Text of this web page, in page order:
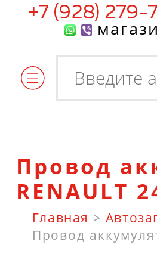
+7 (928)
Провод
RENAULT
Главная >
Провод